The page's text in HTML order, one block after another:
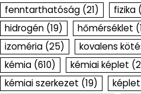
fenntarthatóság (21) fizika
hidrogén (19) hőmérséklet
izoméria (25) kovalens
kémia (610) kémiai képlet
kémiai szerkezet (19) képlet